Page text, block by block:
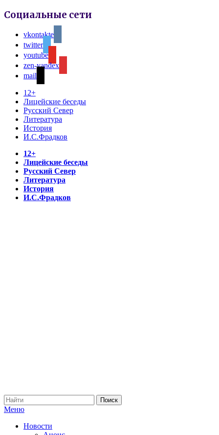
Социальные сети
vkontakte
twitter
youtube
zen-yandex
mail
12+
Лицейские беседы
Русский Север
Литература
История
И.С.Фрадков
12+
Лицейские беседы
Русский Север
Литература
История
И.С.Фрадков
Меню
Новости